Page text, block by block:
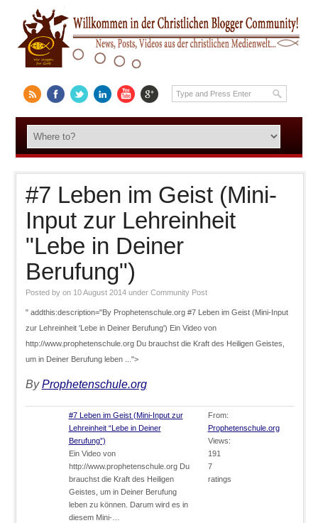
#7 Leben im Geist (Mini-
Input zur Lehreinheit
"Lebe in Deiner
Berufung")
Posted by on 10 August 2014 under Community Post
" addthis:description="By Prophetenschule.org #7 Leben im Geist (Mini-Input
zur Lehreinheit 'Lebe in Deiner Berufung') Ein Video von
http://www.prophetenschule.org Du brauchst die Kraft des Heiligen Geistes,
um in Deiner Berufung leben ...">
ByProphetenschule.org
#7 Leben im Geist (Mini-Input zur
Lehreinheit “Lebe in Deiner
Berufung”)
Ein Video von
http://www.prophetenschule.org Du
brauchst die Kraft des Heiligen
Geistes, um in Deiner Berufung
leben zu können. Darum wird es in
diesem Mini-…
From:
Prophetenschule.org
Views:
191
7
ratings